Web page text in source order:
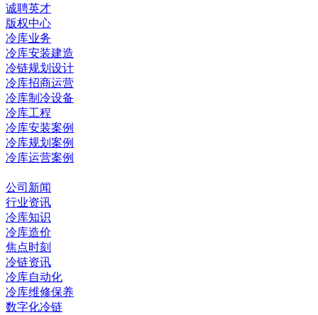
诚聘英才
版权中心
冷库业务
冷库安装建造
冷链规划设计
冷库招商运营
冷库制冷设备
冷库工程
冷库安装案例
冷库规划案例
冷库运营案例
公司新闻
行业资讯
冷库知识
冷库造价
焦点时刻
冷链资讯
冷库自动化
冷库维修保养
数字化冷链